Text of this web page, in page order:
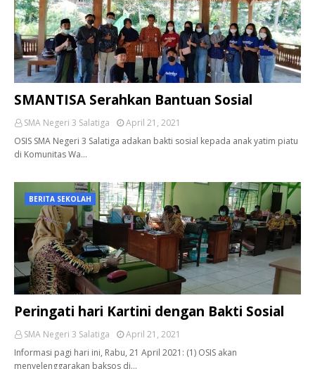
SMANTISA Serahkan Bantuan Sosial
SMA Negeri 3 Salatiga
April 21, 2021
OSIS SMA Negeri 3 Salatiga adakan bakti sosial kepada anak yatim piatu
di Komunitas Wa…
BERITA SEKOLAH
Peringati hari Kartini dengan Bakti Sosial
SMA Negeri 3 Salatiga
April 21, 2021
Informasi pagi hari ini, Rabu, 21 April 2021: (1) OSIS akan
menyelenggarakan baksos di…